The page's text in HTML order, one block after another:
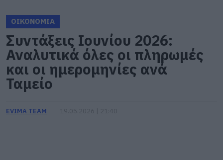
ΟΙΚΟΝΟΜΙΑ
Συντάξεις Ιουνίου 2026:
Αναλυτικά όλες οι πληρωμές
και οι ημερομηνίες ανά
Ταμείο
EVIMA TEAM